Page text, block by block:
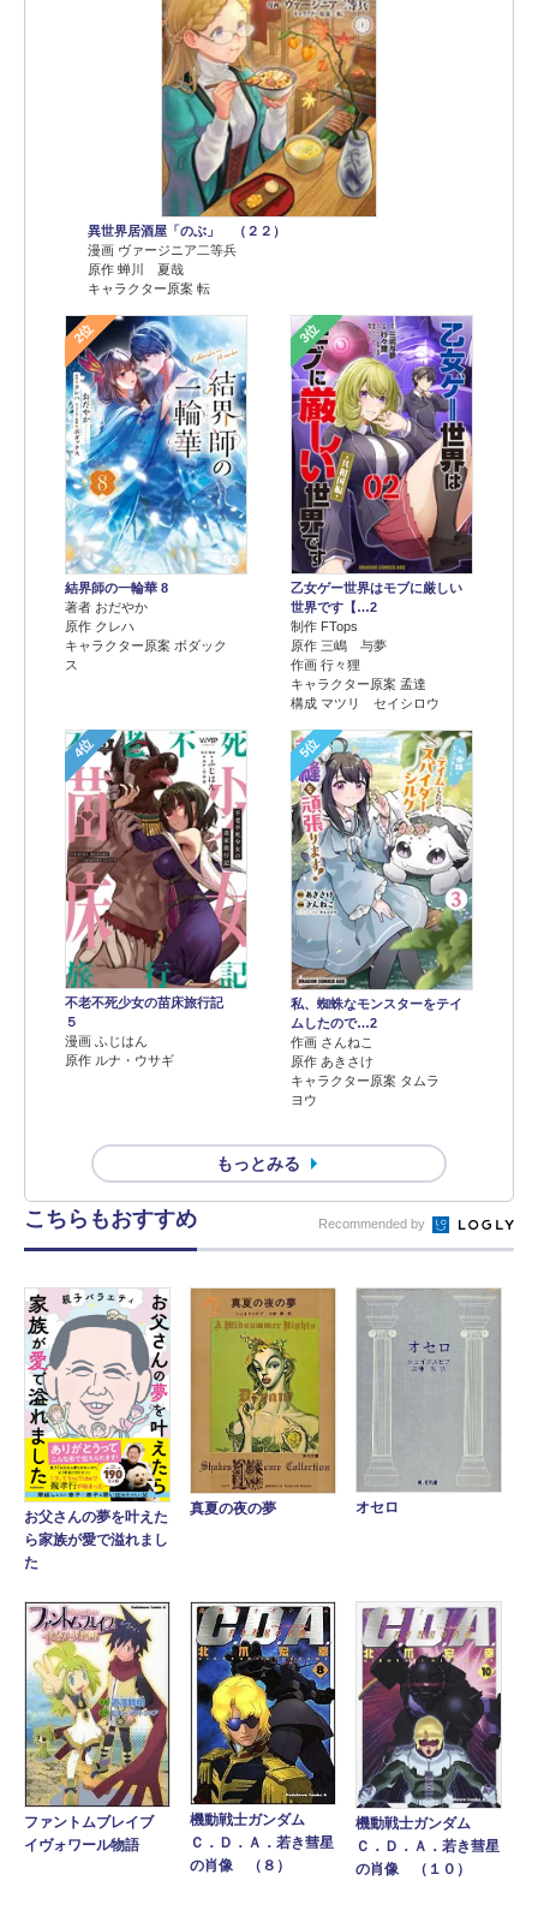
異世界居酒屋「のぶ」 （２２）
漫画 ヴァージニア二等兵
原作 蝉川 夏哉
キャラクター原案 転
2位
結界師の一輪華 8
著者 おだやか
原作 クレハ
キャラクター原案 ボダック
ス
3位
乙女ゲー世界はモブに厳しい
世界です【…2
制作 FTops
原作 三嶋 与夢
作画 行々狸
キャラクター原案 孟達
構成 マツリ セイシロウ
4位
不老不死少女の苗床旅行記
５
漫画 ふじはん
原作 ルナ・ウサギ
5位
私、蜘蛛なモンスターをテイ
ムしたので…2
作画 さんねこ
原作 あきさけ
キャラクター原案 タムラ
ヨウ
もっとみる
こちらもおすすめ Recommended by
お父さんの夢を叶えた
ら家族が愛で溢れまし
た
真夏の夜の夢 オセロ
ファントムブレイブ
イヴォワール物語
機動戦士ガンダム
Ｃ．Ｄ．Ａ．若き彗星
の肖像 （８）
機動戦士ガンダム
Ｃ．Ｄ．Ａ．若き彗星
の肖像 （１０）